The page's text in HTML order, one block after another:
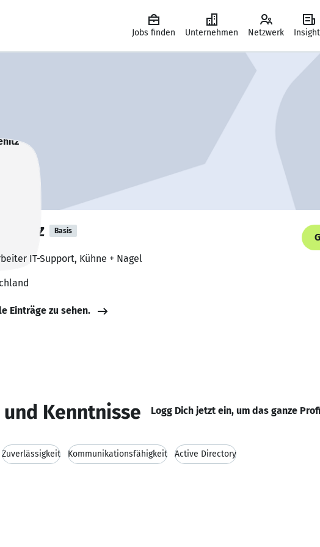
Jobs finden Unternehmen Netzwerk
Basis
IT-Support, Kühne + Nagel
Einträge zu sehen.
Kenntnisse Logg Dich jetzt ein, um das ganze
Zuverlässigkeit Kommunikationsfähigkeit Active Directory